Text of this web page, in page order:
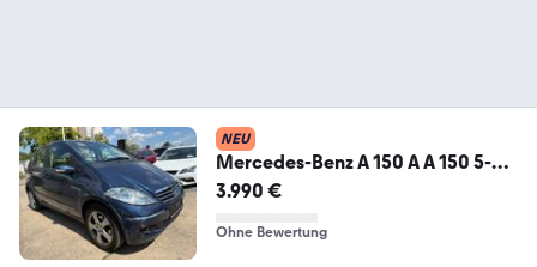
NEU
Mercedes-Benz A 150 A A 150 5-
türig+BC+MFL+SITZHEIZUNG+
3.990 €
Ohne Bewertung